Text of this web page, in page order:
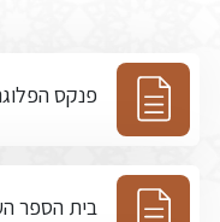
פנקס הפלוגה,
בית הספר